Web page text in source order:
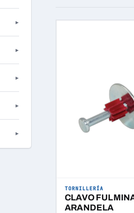
▸
▸
▸
▸
▸
TORNILLERÍA
CLAVO
ARANDELA